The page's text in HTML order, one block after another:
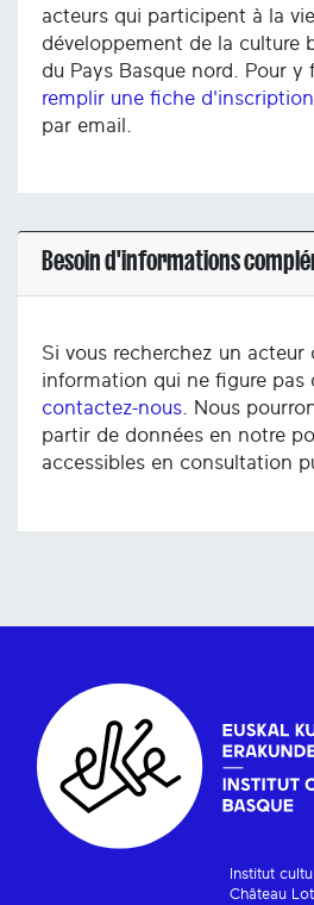
acteurs qui participent à la
développement de la culture
du Pays Basque nord. Pour y
remplir une fiche d'inscription
par email.
Besoin d'informations
Si vous recherchez un acteur
information qui ne figure pas
contactez-nous . Nous
partir de données en notre
accessibles en consultation
Institut
Château